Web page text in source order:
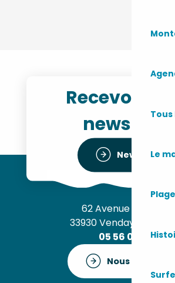
Le
Recevoir
Newsletter
62 Avenue de l’Océan
33930 Vendays-
05 56 09 30 12
Nous contacter